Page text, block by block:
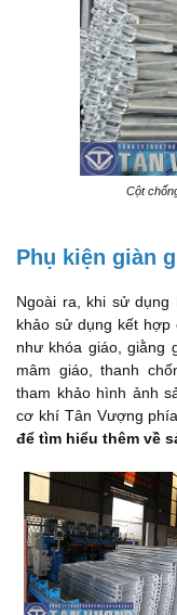
Cột
Phụ kiện giàn
Ngoài ra, khi sử dụng
khảo sử dụng kết hợp
như khóa giáo, giằng
mâm giáo, thanh
tham khảo hình ảnh
cơ khí Tân Vượng
để tìm hiểu thêm về